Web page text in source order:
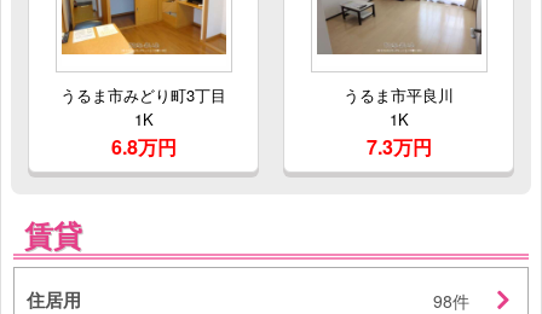
賃貸
住居用 98件
うるま市みどり町3丁目
1K
6.8万円
うるま市平良川
1K
7.3万円